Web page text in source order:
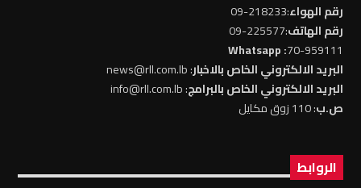
رقم الهواء:218233-09
رقم الهاتف:225577-09
70-959111
: Whatsapp
البريد الالكتروني الخاص بالاخبار: news@rll.com.lb
البريد الالكتروني الخاص بالبرامج: info@rll.com.lb
ص.ب: 110 زوق مكايل
الروابط